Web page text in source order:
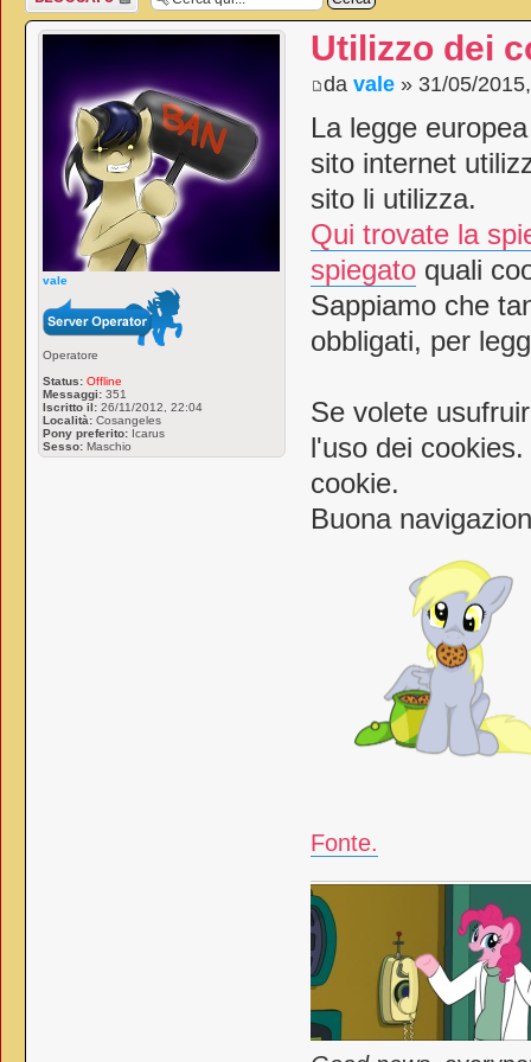
bloccato
Utilizzo dei
da vale» 31/05/
La legge
sito internet
sito li utilizza.
Qui trovate la
spiegatoquali
Sappiamo che
obbligati, per
Se volete
l'uso dei
cookie.
Buona
Fonte.
vale
Operatore
Status: Offline
Messaggi: 351
Iscritto il: 26/11/2012, 22:04
Località: Cosangeles
Pony preferito: Icarus
Sesso: Maschio